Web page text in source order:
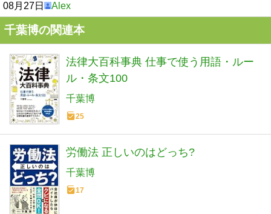
08月27日 Alex
千葉博の関連本
法律大百科事典 仕事で使う用語・ルー
ル・条文100
千葉博
25
労働法 正しいのはどっち?
千葉博
17